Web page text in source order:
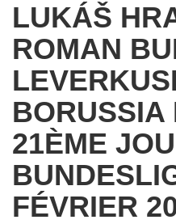
LUKÁŠ
ROMAN
BORUSSIA
21ÈME
FÉVRIER